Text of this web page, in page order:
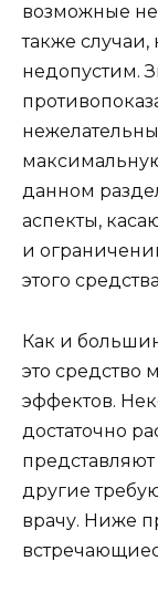
возможные
также случаи,
недопустим.
данном
аспекты,
и
этого
Как и
это средство
эффектов.
достаточно
представляют
другие
врачу. Ниже